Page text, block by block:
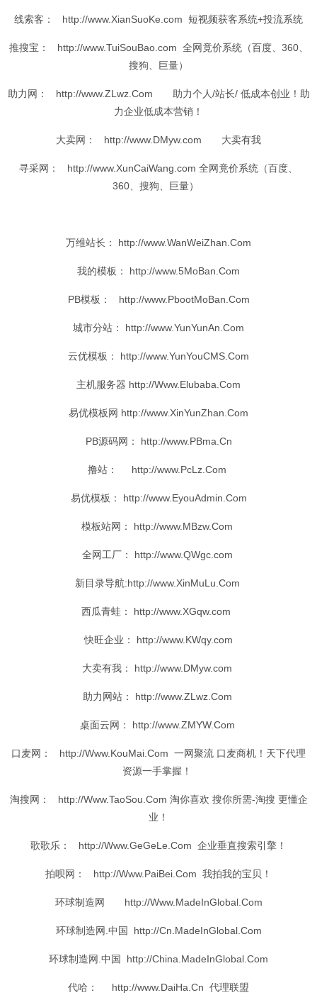
线索客： http://www.XianSuoKe.com 短视频获客系统+投流系统
推搜宝： http://www.TuiSouBao.com 全网竟价系统（百度、360、
搜狗、巨量）
助力 网： http://www.ZLwz.Com 助力个人/站长/ 低成本创业！ 助
力企业低成本营销！
大卖网： http://www.DMyw.com 大卖有我
寻采网： http://www.XunCaiWang.com 全网竟价系统（百度、
360、搜狗、巨量）
万维站长： http://www.WanWeiZhan.Com
我的模板 ： http://www.5MoBan.Com
PB模板 ： http://www.PbootMoBan.Com
城市分站 ： http://www.YunYunAn.Com
云优模板： http://www.YunYouCMS.Com
主机服务器 http://Www.Elubaba.Com
易优模板网 http://www.XinYunZhan.Com
PB源码网： http://www.PBma.Cn
撸站 ： http://www.PcLz.Com
易优模板： http://www.EyouAdmin.Com
模板站网： http://www.MBzw.Com
全网工厂： http://www.QWgc.com
新目录导航:http://www.XinMuLu.Com
西瓜青蛙： http://www.XGqw.com
快旺企业 ： http://www.KWqy.com
大卖有我 ： http://www.DMyw.com
助力 网站： http://www.ZLwz.Com
桌面云网： http://www.ZMYW.Com
口麦网： http://Www.KouMai.Com 一网聚流 口麦商机！天下代理
资源一手掌握！
淘搜网： http://Www.TaoSou.Com 淘你喜欢 搜你所需-淘搜 更懂企
业 ！
歌歌乐 ： http://Www.GeGeLe.Com 企业垂直搜索引擎！
拍呗网： http://Www.PaiBei.Com 我拍我的宝贝！
环球制造网 http://Www.MadeInGlobal.Com
环球制造网. 中国 http://Cn.MadeInGlobal.Com
环球制造网. 中国 http://China.MadeInGlobal.Com
代哈 ： http://www.DaiHa.Cn 代理联盟